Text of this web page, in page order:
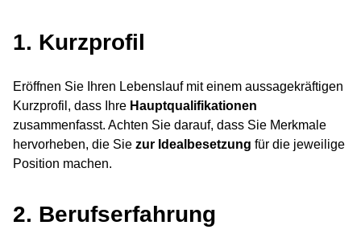
1. Kurzprofil
Eröffnen Sie Ihren Lebenslauf mit einem aussagekräftigen
Kurzprofil, dass Ihre Hauptqualifikationen
zusammenfasst. Achten Sie darauf, dass Sie Merkmale
hervorheben, die Sie zur Idealbesetzung für die jeweilige
Position machen.
2. Berufserfahrung